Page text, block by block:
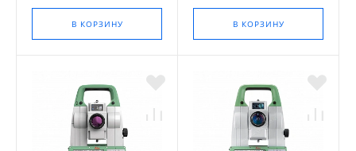
В КОРЗИНУ В КОРЗИНУ